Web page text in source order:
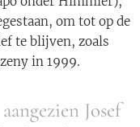
om tot op de
te blijven, zoals
in 1999.
Josef